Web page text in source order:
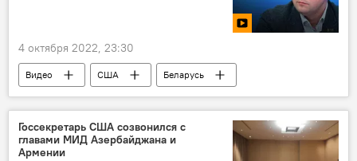
4 октября 2022, 23:30
Видео США
Беларусь
Политика
нацизм
Фейк
Россия
Госсекретарь США созвонился с
главами МИД Азербайджана и
Армении